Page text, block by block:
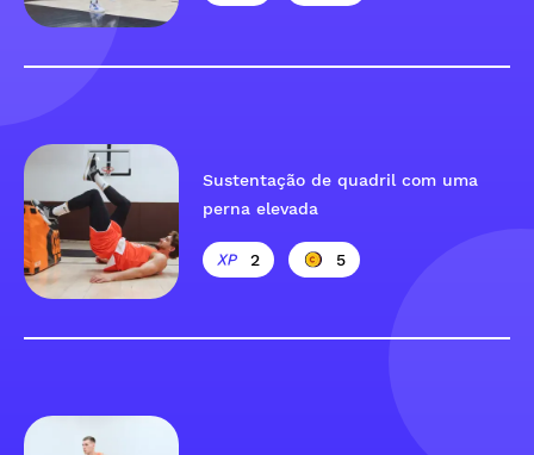
Sustentação de quadril com uma
perna elevada
2 5